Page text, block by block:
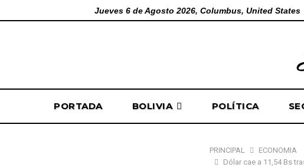
Jueves 6 de Agosto 2026, Columbus, United States
PORTADA BOLIVIA POLÍTICA
PRINCIPAL
ECONOMÍA
Dólar cae a 11,54 Bs